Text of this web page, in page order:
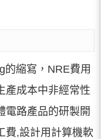
的縮寫，NRE費用
產成本中非經常性
電路產品的研製開
費,設計用計算機軟